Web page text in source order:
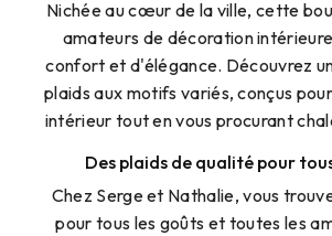
Nichée au cœur de la ville, cette
amateurs de décoration
confort et d'élégance. Découvrez
plaids aux motifs variés, conçus
intérieur tout en vous procurant
Des plaids de qualité pour
Chez Serge et Nathalie, vous
pour tous les goûts et toutes les